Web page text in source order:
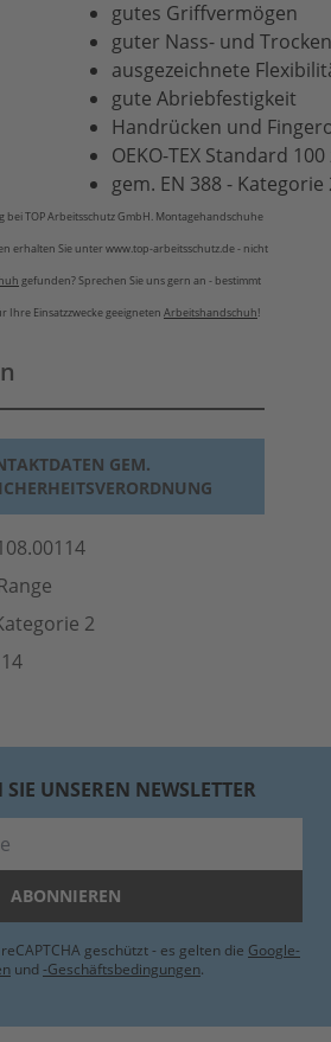
gutes Griffvermögen
guter Nass- und
ausgezeichnete
gute Abriebfestigkeit
Handrücken und
OEKO-TEX Standard
gem. EN 388 - Kategorie
bei TOP Arbeitsschutz GmbH. Montagehandschuhe
erhalten Sie unter www.top-arbeitsschutz.de - nicht
gefunden? Sprechen Sie uns gern an - bestimmt
Ihre Einsatzzwecke geeigneten Arbeitshandschuh!
GEM.
2
UNSEREN NEWSLETTER
ABONNIEREN
geschützt - es gelten die Google-
und -Geschäftsbedingungen.